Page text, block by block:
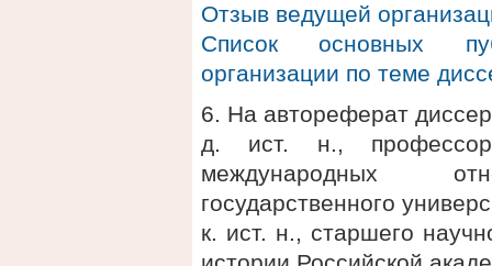
Отзыв ведущей
Список основных
организации по теме
6. На автореферат
д. ист. н.,
международных
государственного
к. ист. н., старшего